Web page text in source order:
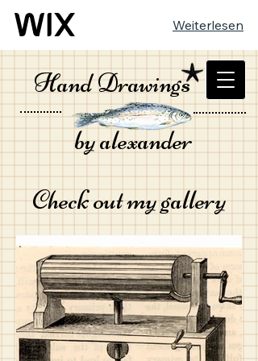
Weiterlesen